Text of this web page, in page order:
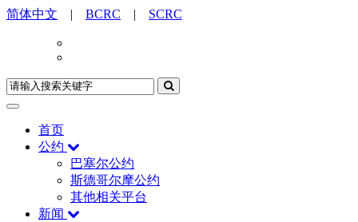
简体中文 | BCRC | SCRC
首页
公约
巴塞尔公约
斯德哥尔摩公约
其他相关平台
新闻